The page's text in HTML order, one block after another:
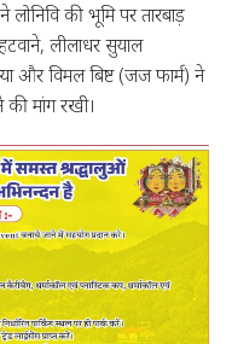
लोनिवि की भूमि पर तारबाड़
लीलाधर सुयाल
और विमल बिष्ट (जज फार्म) ने
मांग रखी।